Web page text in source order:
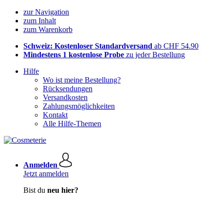
zur Navigation
zum Inhalt
zum Warenkorb
Schweiz: Kostenloser Standardversand ab CHF 54.90
Mindestens 1 kostenlose Probe zu jeder Bestellung
Hilfe
Wo ist meine Bestellung?
Rücksendungen
Versandkosten
Zahlungsmöglichkeiten
Kontakt
Alle Hilfe-Themen
Anmelden
Jetzt anmelden
Bist du neu hier?